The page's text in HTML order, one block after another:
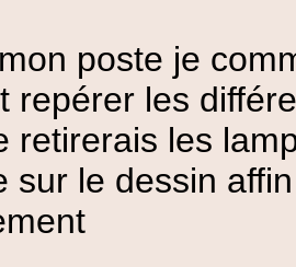
poste je
repérer les
retirerais les
sur le dessin